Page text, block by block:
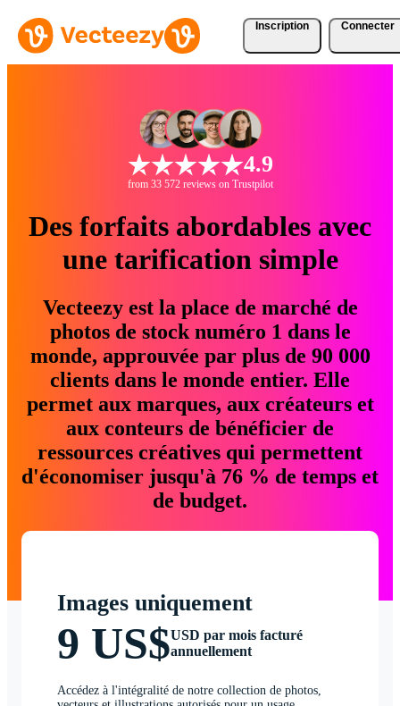
Inscription Connecter
4.9
from 33 572 reviews on Trustpilot
Des forfaits abordables avec
une tarification simple
Vecteezy est la place de marché de
photos de stock numéro 1 dans le
monde, approuvée par plus de 90 000
clients dans le monde entier. Elle
permet aux marques, aux créateurs et
aux conteurs de bénéficier de
ressources créatives qui permettent
d'économiser jusqu'à 76 % de temps et
de budget.
Images uniquement
9 US$USD par mois facturé
annuellement
Accédez à l'intégralité de notre collection de photos,